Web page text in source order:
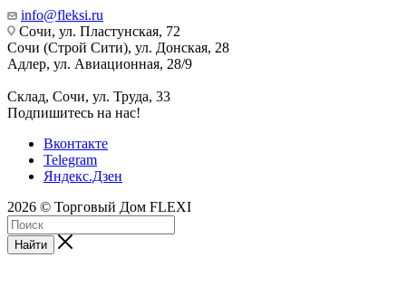
info@fleksi.ru
Сочи, ул. Пластунская, 72
Сочи (Строй Сити), ул. Донская, 28
Адлер, ул. Авиационная, 28/9
Склад, Сочи, ул. Труда, 33
Подпишитесь на нас!
Вконтакте
Telegram
Яндекс.Дзен
2026 © Торговый Дом FLEXI
Найти